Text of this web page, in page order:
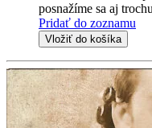
posnažíme sa aj
Pridať do zoznamu
Vložiť do košíka